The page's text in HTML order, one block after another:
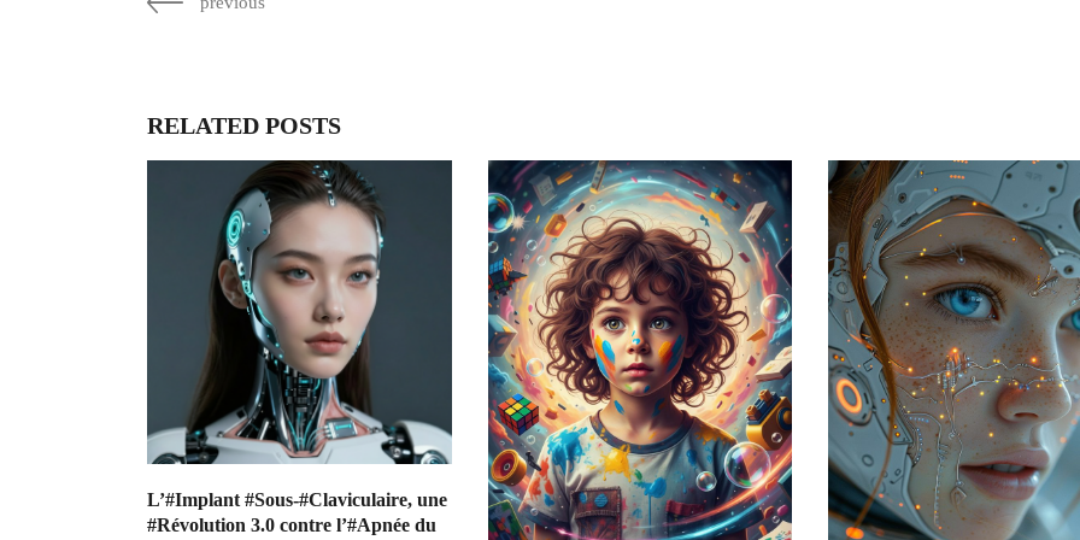
RELATED POSTS
L’#Implant #Sous-#Claviculaire, une
#Révolution 3.0 contre l’#Apnée du